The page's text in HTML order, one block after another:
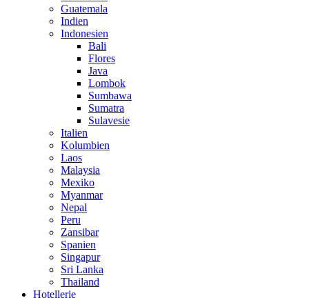
Guatemala
Indien
Indonesien
Bali
Flores
Java
Lombok
Sumbawa
Sumatra
Sulavesie
Italien
Kolumbien
Laos
Malaysia
Mexiko
Myanmar
Nepal
Peru
Zansibar
Spanien
Singapur
Sri Lanka
Thailand
Hotellerie